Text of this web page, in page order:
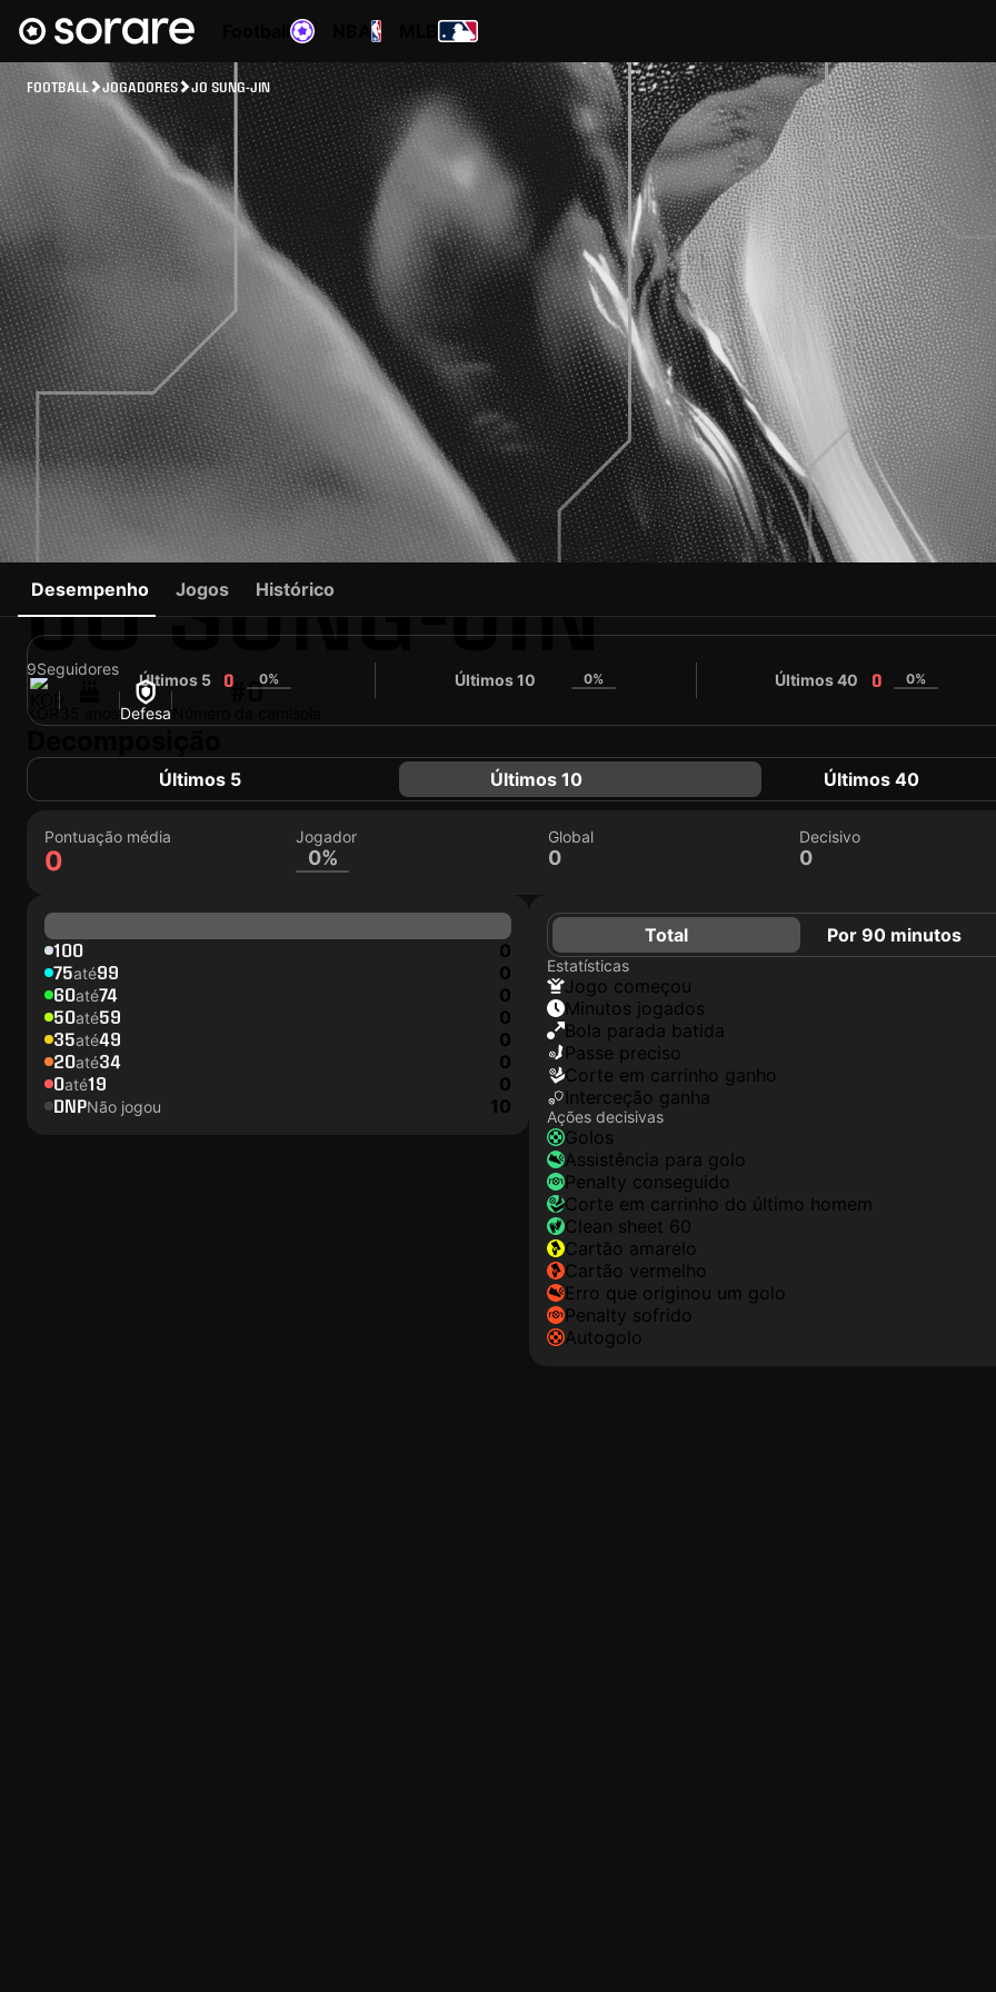
FOOTBALL JOGADORES JO SUNG-JIN
JO SUNG-JIN
9Seguidores
KOR Defesa
#0
Desempenho Jogos Histórico
Últimos 5 0 0% Últimos 10 0% Últimos 40 0 0%
Últimos 5 Últimos 10 Últimos 40
Pontuação média
0
Jogador
0%
Global
0
Decisivo
0
100 0
75até99 0
60até74 0
50até59 0
35até49 0
20até34 0
0até19 0
DNPNão jogou 10
Total Por 90 minutos
Estatísticas
jogo começou
minutos jogados
Bola parada batida
passe preciso
corte em carrinho ganho
interceção ganha
Ações decisivas
golos
assistência para golo
penalty conseguido
corte em carrinho do último homem
clean sheet 60
cartão amarelo
cartão vermelho
erro que originou um golo
penalty sofrido
autogolo